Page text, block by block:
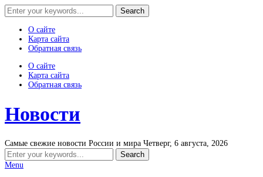
О сайте
Карта сайта
Обратная связь
О сайте
Карта сайта
Обратная связь
Новости
Самые свежие новости России и мира Четверг, 6 августа, 2026
Menu